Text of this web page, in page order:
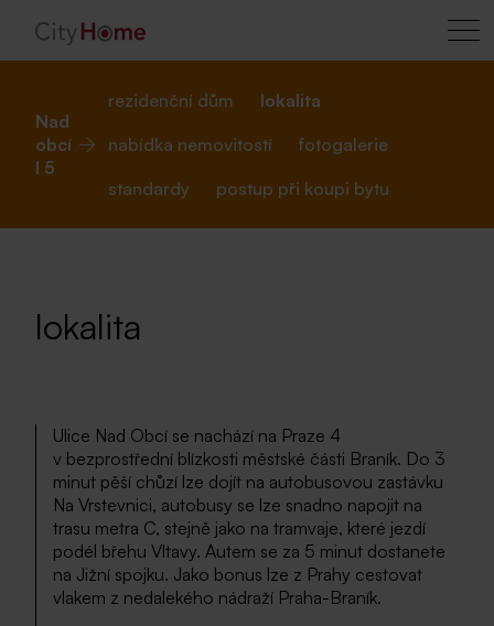
Nad
obcí
I 5
rezidenční dům
lokalita
nabídka nemovitostí
fotogalerie
standardy
postup při koupi bytu
lokalita
Ulice Nad Obcí se nachází na Praze 4
v bezprostřední blízkosti městské části Braník. Do 3
minut pěší chůzí lze dojít na autobusovou zastávku
Na Vrstevnici, autobusy se lze snadno napojit na
trasu metra C, stejně jako na tramvaje, které jezdí
podél břehu Vltavy. Autem se za 5 minut dostanete
na Jižní spojku. Jako bonus lze z Prahy cestovat
vlakem z nedalekého nádraží Praha-Braník.